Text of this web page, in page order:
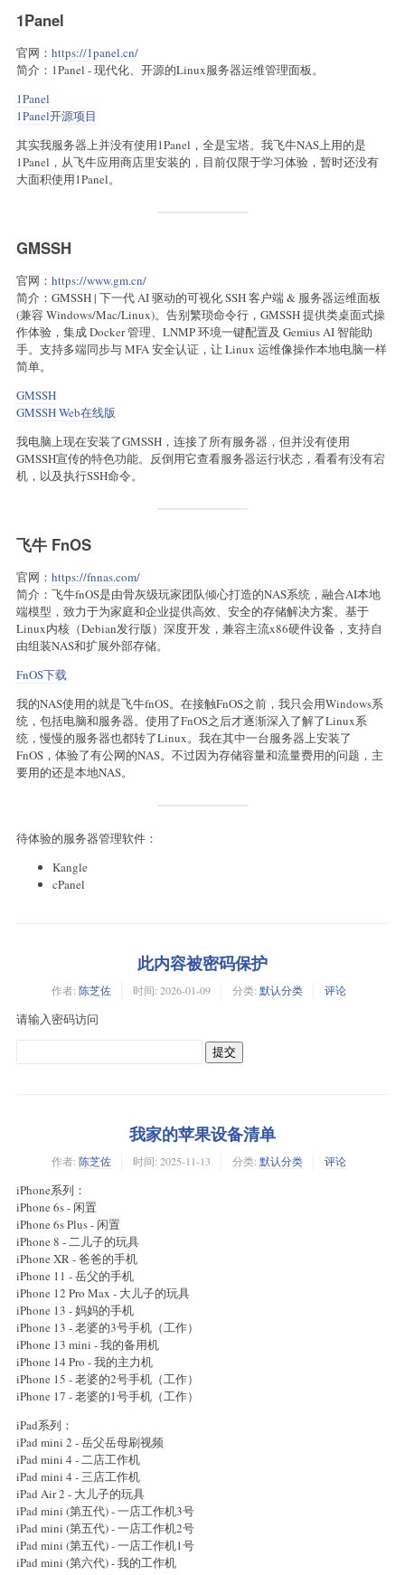
1Panel
官网： https://1panel.cn/
简介：1Panel - 现代化、开源的Linux服务器运维管理面板。
1Panel
1Panel开源项目
其实我服务器上并没有使用1Panel，全是宝塔。我飞牛NAS上用的是
1Panel，从飞牛应用商店里安装的，目前仅限于学习体验，暂时还没有
大面积使用1Panel。
GMSSH
官网： https://www.gm.cn/
简介：GMSSH | 下一代 AI 驱动的可视化 SSH 客户端 & 服务器运维面板
(兼容 Windows/Mac/Linux)。告别繁琐命令行，GMSSH 提供类桌面式操
作体验，集成 Docker 管理、LNMP 环境一键配置及 Gemius AI 智能助
手。支持多端同步与 MFA 安全认证，让 Linux 运维像操作本地电脑一样
简单。
GMSSH
GMSSH Web在线版
我电脑上现在安装了GMSSH，连接了所有服务器，但并没有使用
GMSSH宣传的特色功能。反倒用它查看服务器运行状态，看看有没有宕
机，以及执行SSH命令。
飞牛 FnOS
官网： https://fnnas.com/
简介：飞牛fnOS是由骨灰级玩家团队倾心打造的NAS系统，融合AI本地
端模型，致力于为家庭和企业提供高效、安全的存储解决方案。基于
Linux内核（Debian发行版）深度开发，兼容主流x86硬件设备，支持自
由组装NAS和扩展外部存储。
FnOS下载
我的NAS使用的就是飞牛fnOS。在接触FnOS之前，我只会用Windows系
统，包括电脑和服务器。使用了FnOS之后才逐渐深入了解了Linux系
统，慢慢的服务器也都转了Linux。我在其中一台服务器上安装了
FnOS，体验了有公网的NAS。不过因为存储容量和流量费用的问题，主
要用的还是本地NAS。
待体验的服务器管理软件：
Kangle
cPanel
此内容被密码保护
作者: 陈芝佐 时间: 2026-01-09 分类: 默认分类 评论
请输入密码访问
我家的苹果设备清单
作者: 陈芝佐 时间: 2025-11-13 分类: 默认分类 评论
iPhone系列：
iPhone 6s - 闲置
iPhone 6s Plus - 闲置
iPhone 8 - 二儿子的玩具
iPhone XR - 爸爸的手机
iPhone 11 - 岳父的手机
iPhone 12 Pro Max - 大儿子的玩具
iPhone 13 - 妈妈的手机
iPhone 13 - 老婆的3号手机（工作）
iPhone 13 mini - 我的备用机
iPhone 14 Pro - 我的主力机
iPhone 15 - 老婆的2号手机（工作）
iPhone 17 - 老婆的1号手机（工作）
iPad系列：
iPad mini 2 - 岳父岳母刷视频
iPad mini 4 - 二店工作机
iPad mini 4 - 三店工作机
iPad Air 2 - 大儿子的玩具
iPad mini (第五代) - 一店工作机3号
iPad mini (第五代) - 一店工作机2号
iPad mini (第五代) - 一店工作机1号
iPad mini (第六代) - 我的工作机